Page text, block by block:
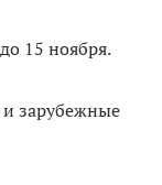
15 ноября.
зарубежные